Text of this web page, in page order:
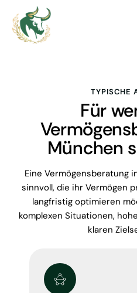
TYPISCHE
Für
München
Eine Vermögensberatung
sinnvoll, die ihr Vermögen
langfristig optimieren
komplexen Situationen,
klaren